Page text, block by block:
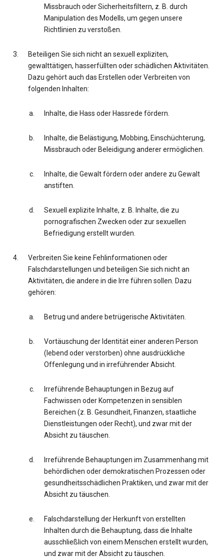
Missbrauch oder Sicherheitsfiltern, z. B. durch
Manipulation des Modells, um gegen unsere
Richtlinien zu verstoßen.
Beteiligen Sie sich nicht an sexuell expliziten,
gewalttätigen, hasserfüllten oder schädlichen Aktivitäten.
Dazu gehört auch das Erstellen oder Verbreiten von
folgenden Inhalten:
Inhalte, die Hass oder Hassrede fördern.
Inhalte, die Belästigung, Mobbing, Einschüchterung,
Missbrauch oder Beleidigung anderer ermöglichen.
Inhalte, die Gewalt fördern oder andere zu Gewalt
anstiften.
Sexuell explizite Inhalte, z. B. Inhalte, die zu
pornografischen Zwecken oder zur sexuellen
Befriedigung erstellt wurden.
Verbreiten Sie keine Fehlinformationen oder
Falschdarstellungen und beteiligen Sie sich nicht an
Aktivitäten, die andere in die Irre führen sollen. Dazu
gehören:
Betrug und andere betrügerische Aktivitäten.
Vortäuschung der Identität einer anderen Person
(lebend oder verstorben) ohne ausdrückliche
Offenlegung und in irreführender Absicht.
Irreführende Behauptungen in Bezug auf
Fachwissen oder Kompetenzen in sensiblen
Bereichen (z. B. Gesundheit, Finanzen, staatliche
Dienstleistungen oder Recht), und zwar mit der
Absicht zu täuschen.
Irreführende Behauptungen im Zusammenhang mit
behördlichen oder demokratischen Prozessen oder
gesundheitsschädlichen Praktiken, und zwar mit der
Absicht zu täuschen.
Falschdarstellung der Herkunft von erstellten
Inhalten durch die Behauptung, dass die Inhalte
ausschließlich von einem Menschen erstellt wurden,
und zwar mit der Absicht zu täuschen.